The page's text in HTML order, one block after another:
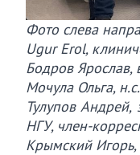
Фото слева
Ugur Erol,
Бодров
Мочула Ольга,
Тулупов
НГУ, член-
Крымский Игорь,